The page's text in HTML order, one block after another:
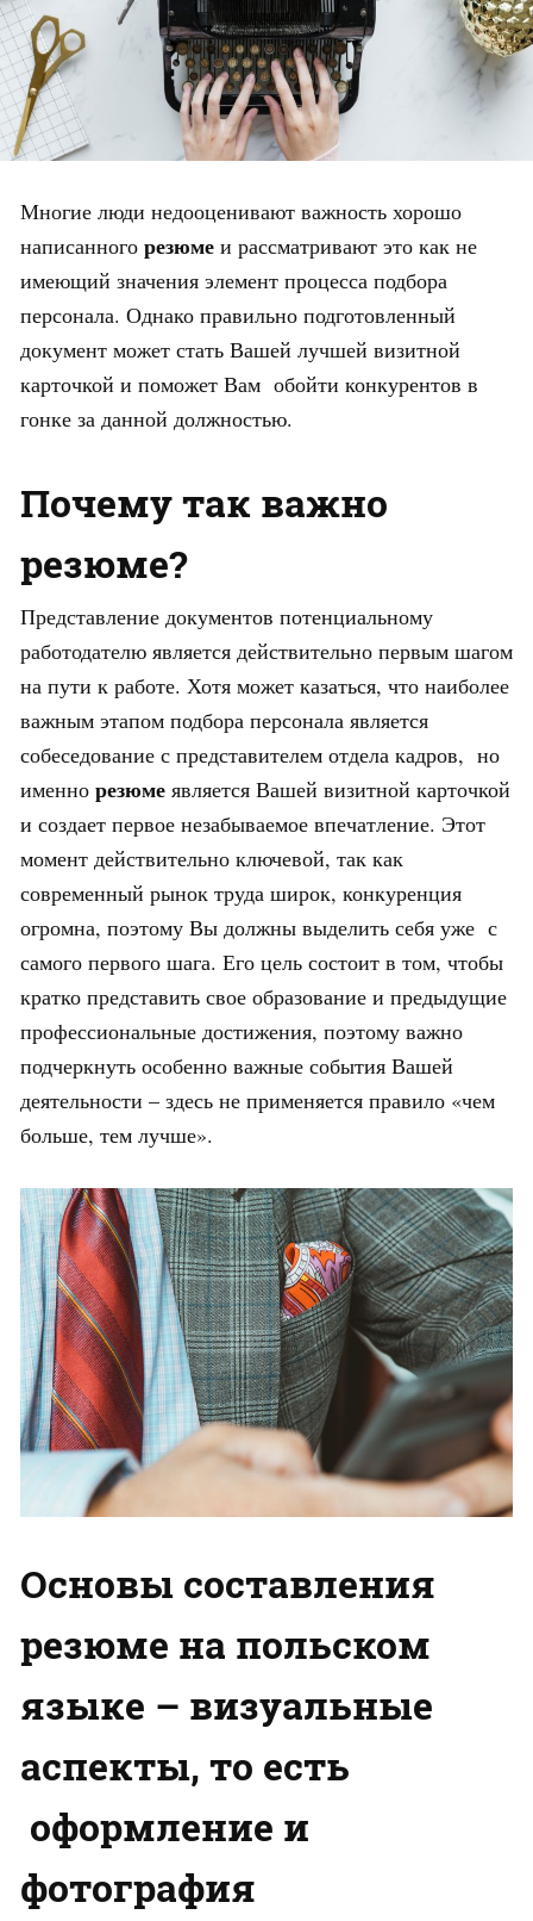
Многие люди недооценивают важность хорошо
написанного резюме и рассматривают это как не
имеющий значения элемент процесса подбора
персонала. Однако правильно подготовленный
документ может стать Вашей лучшей визитной
карточкой и поможет Вам обойти конкурентов в
гонке за данной должностью.
Почему так важно
резюме?
Представление документов потенциальному
работодателю является действительно первым шагом
на пути к работе. Хотя может казаться, что наиболее
важным этапом подбора персонала является
собеседование с представителем отдела кадров, но
именно резюме является Вашей визитной карточкой
и создает первое незабываемое впечатление. Этот
момент действительно ключевой, так как
современный рынок труда широк, конкуренция
огромна, поэтому Вы должны выделить себя уже с
самого первого шага. Его цель состоит в том, чтобы
кратко представить свое образование и предыдущие
профессиональные достижения, поэтому важно
подчеркнуть особенно важные события Вашей
деятельности – здесь не применяется правило «чем
больше, тем лучше».
Основы составления
резюме на польском
языке – визуальные
аспекты, то есть
оформление и
фотография